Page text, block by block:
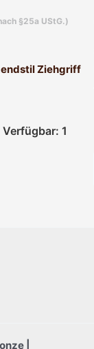
§25a UStG.)
Ziehgriff
Verfügbar: 1
|